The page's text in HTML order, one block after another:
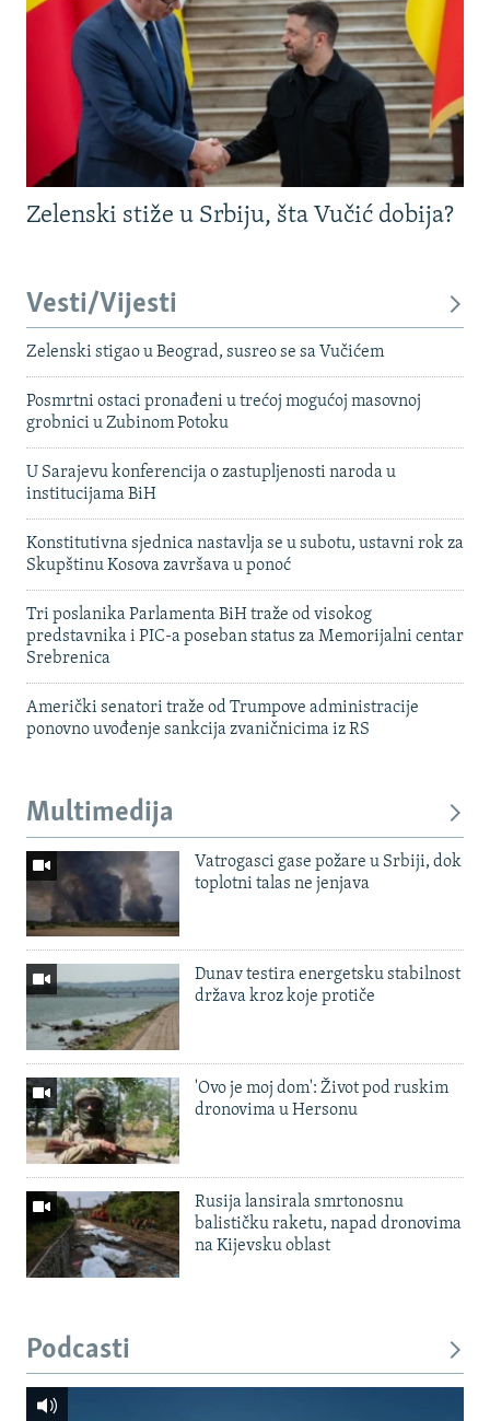
Zelenski stiže u Srbiju, šta Vučić dobija?
Vesti/Vijesti
Zelenski stigao u Beograd, susreo se sa Vučićem
Posmrtni ostaci pronađeni u trećoj mogućoj masovnoj
grobnici u Zubinom Potoku
U Sarajevu konferencija o zastupljenosti naroda u
institucijama BiH
Konstitutivna sjednica nastavlja se u subotu, ustavni rok za
Skupštinu Kosova završava u ponoć
Tri poslanika Parlamenta BiH traže od visokog
predstavnika i PIC-a poseban status za Memorijalni centar
Srebrenica
Američki senatori traže od Trumpove administracije
ponovno uvođenje sankcija zvaničnicima iz RS
Multimedija
Vatrogasci gase požare u Srbiji, dok
toplotni talas ne jenjava
Dunav testira energetsku stabilnost
država kroz koje protiče
'Ovo je moj dom': Život pod ruskim
dronovima u Hersonu
Rusija lansirala smrtonosnu
balističku raketu, napad dronovima
na Kijevsku oblast
Podcasti